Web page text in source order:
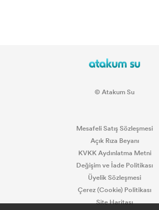
© Atakum Su
Mesafeli Satış Sözleşmesi
Açık Rıza Beyanı
KVKK Aydınlatma Metni
Değişim ve İade Politikası
Üyelik Sözleşmesi
Çerez (Cookie) Politikası
Site Haritası